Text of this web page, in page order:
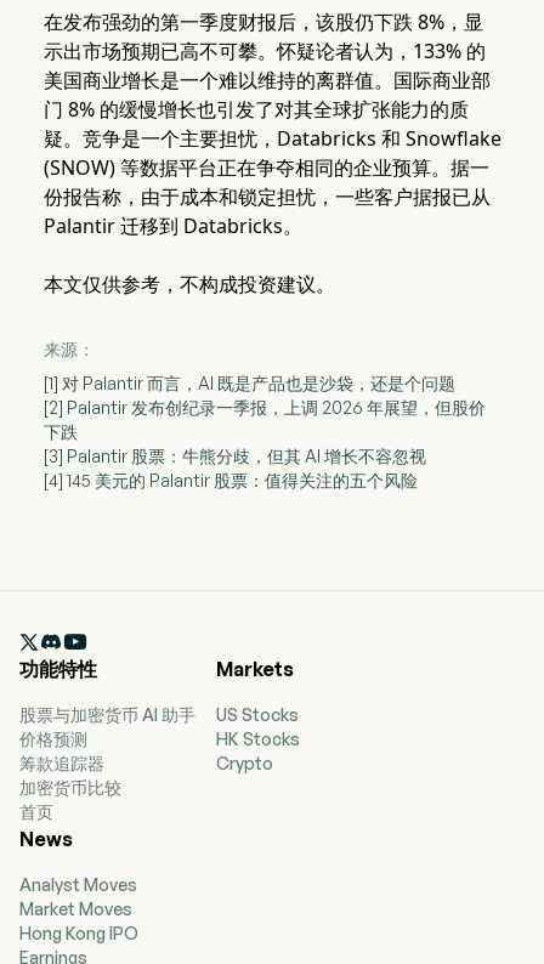
在发布强劲的第一季度财报后，该股仍下跌 8%，显
示出市场预期已高不可攀。怀疑论者认为，133% 的
美国商业增长是一个难以维持的离群值。国际商业部
门 8% 的缓慢增长也引发了对其全球扩张能力的质
疑。竞争是一个主要担忧，Databricks 和 Snowflake
(SNOW) 等数据平台正在争夺相同的企业预算。据一
份报告称，由于成本和锁定担忧，一些客户据报已从
Palantir 迁移到 Databricks。
本文仅供参考，不构成投资建议。
来源：
[1] 对 Palantir 而言，AI 既是产品也是沙袋，还是个问题
[2] Palantir 发布创纪录一季报，上调 2026 年展望，但股价
下跌
[3] Palantir 股票：牛熊分歧，但其 AI 增长不容忽视
[4] 145 美元的 Palantir 股票：值得关注的五个风险

功能特性
股票与加密货币 AI 助手
价格预测
筹款追踪器
加密货币比较
首页
Markets
US Stocks
HK Stocks
Crypto
News
Analyst Moves
Market Moves
Hong Kong IPO
Earnings